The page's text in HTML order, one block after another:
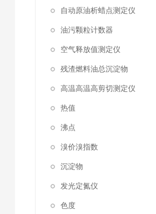
自动原油析蜡点测定仪
油污颗粒计数器
空气释放值测定仪
残渣燃料油总沉淀物
高温高温高剪切测定仪
热值
沸点
溴价溴指数
沉淀物
发光定氮仪
色度